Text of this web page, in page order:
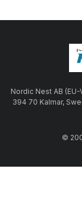
Nordic Nest AB
394 70 Kalmar,
©